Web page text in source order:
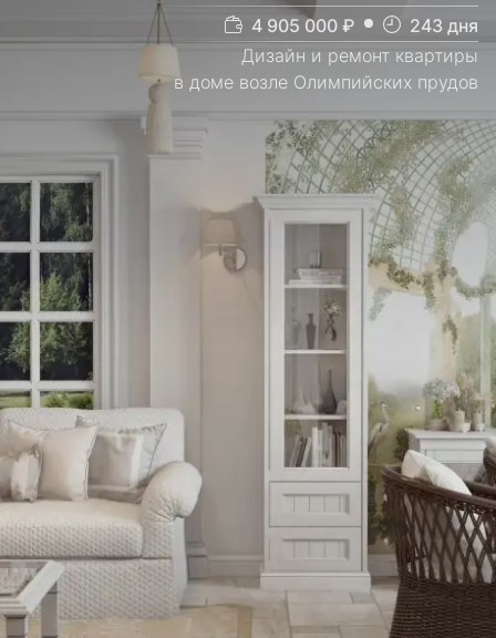
4 905 000 ₽ 243 дня
Дизайн и ремонт квартиры
в доме возле Олимпийских прудов